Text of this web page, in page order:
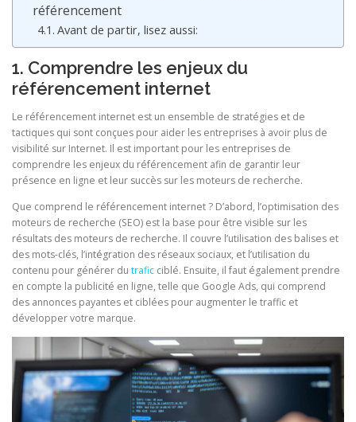
référencement
Avant de partir, lisez aussi:
1. Comprendre les enjeux du
référencement internet
Le référencement internet est un ensemble de stratégies et de
tactiques qui sont conçues pour aider les entreprises à avoir plus de
visibilité sur Internet. Il est important pour les entreprises de
comprendre les enjeux du référencement afin de garantir leur
présence en ligne et leur succès sur les moteurs de recherche.
Que comprend le référencement internet ? D’abord, l’optimisation des
moteurs de recherche (SEO) est la base pour être visible sur les
résultats des moteurs de recherche. Il couvre l’utilisation des balises et
des mots-clés, l’intégration des réseaux sociaux, et l’utilisation du
contenu pour générer du trafic ciblé. Ensuite, il faut également prendre
en compte la publicité en ligne, telle que Google Ads, qui comprend
des annonces payantes et ciblées pour augmenter le traffic et
développer votre marque.